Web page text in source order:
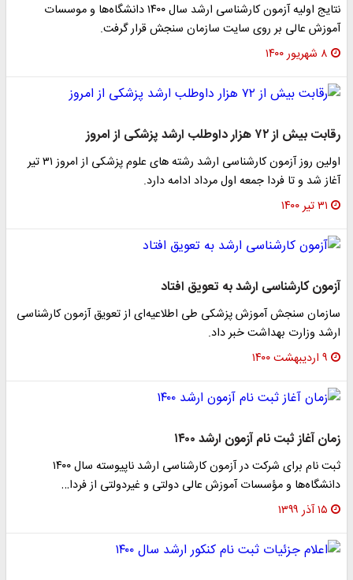
نتایج اولیه آزمون کارشناسی ارشد سال ۱۴۰۰ دانشگاه‌ها و موسسات
آموزش عالی بر روی سایت سازمان سنجش قرار گرفت.
۸ شهریور ۱۴۰۰
رقابت بیش از ۷۲ هزار داوطلب ارشد پزشکی از امروز
اولین روز آزمون کارشناسی ارشد رشته های علوم پزشکی از امروز ۳۱ تیر
آغاز شد و تا فردا جمعه اول مرداد ادامه دارد.
۳۱ تیر ۱۴۰۰
آزمون کارشناسی ارشد به تعویق افتاد
سازمان سنجش آموزش پزشکی طی اطلاعیه‌ای از تعویق آزمون کارشناسی
ارشد وزارت بهداشت خبر داد.
۹ اردیبهشت ۱۴۰۰
زمان آغاز ثبت نام آزمون ارشد ۱۴۰۰
ثبت نام برای شرکت در آزمون کارشناسی ارشد ناپیوسته سال ۱۴۰۰
دانشگاه‌ها و مؤسسات آموزش عالی دولتی و غیردولتی از فردا…
۱۵ آذر ۱۳۹۹